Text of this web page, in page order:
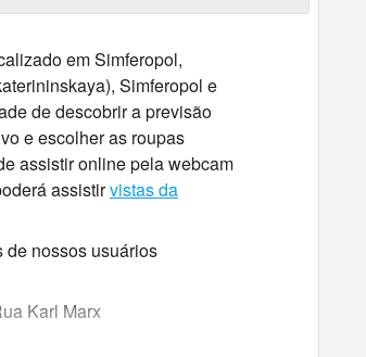
em Simferopol,
Simferopol e
de descobrir a previsão
e escolher as roupas
assistir online pela webcam
assistirvistas da
de nossos usuários
Karl Marx